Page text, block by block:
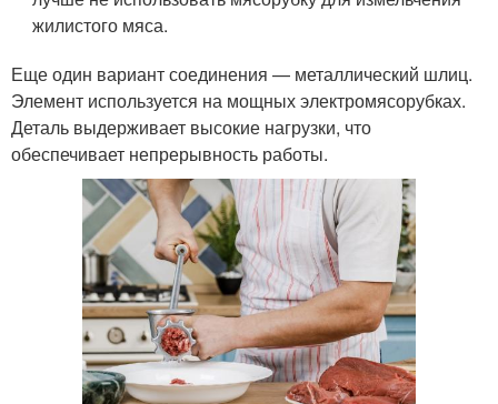
жилистого мяса.
Еще один вариант соединения — металлический шлиц.
Элемент используется на мощных электромясорубках.
Деталь выдерживает высокие нагрузки, что
обеспечивает непрерывность работы.